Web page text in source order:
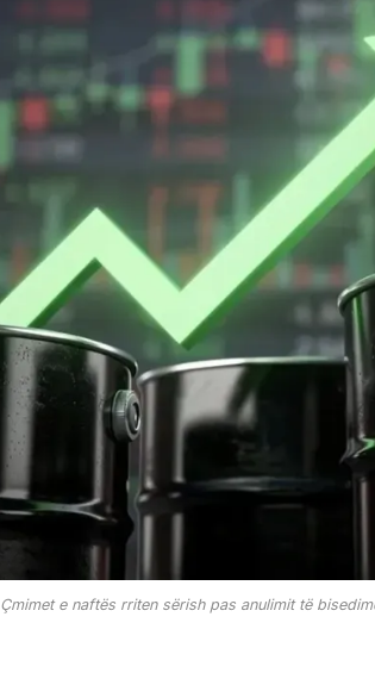
Çmimet e naftës rriten sërish pas anulimit të